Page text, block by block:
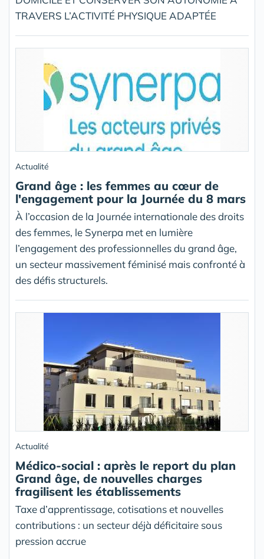
TRAVERS L’ACTIVITÉ PHYSIQUE ADAPTÉE
Actualité
Grand âge : les femmes au cœur de
l'engagement pour la Journée du 8 mars
À l’occasion de la Journée internationale des droits
des femmes, le Synerpa met en lumière
l’engagement des professionnelles du grand âge,
un secteur massivement féminisé mais confronté à
des défis structurels.
Actualité
Médico-social : après le report du plan
Grand âge, de nouvelles charges
fragilisent les établissements
Taxe d’apprentissage, cotisations et nouvelles
contributions : un secteur déjà déficitaire sous
pression accrue